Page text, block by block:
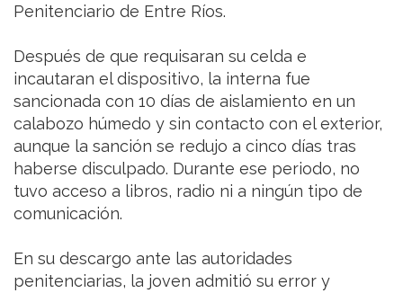
Penitenciario de Entre Ríos.
Después de que requisaran su celda e
incautaran el dispositivo, la interna fue
sancionada con 10 días de aislamiento en un
calabozo húmedo y sin contacto con el exterior,
aunque la sanción se redujo a cinco días tras
haberse disculpado. Durante ese periodo, no
tuvo acceso a libros, radio ni a ningún tipo de
comunicación.
En su descargo ante las autoridades
penitenciarias, la joven admitió su error y